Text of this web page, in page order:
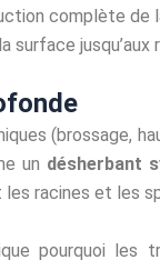
complète de
surface jusqu’aux
(brossage,
un désherbant
racines et les
pourquoi les